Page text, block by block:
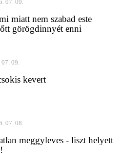
07. 09.
miatt nem szabad este
görögdinnyét enni
09.
kevert
07. 08.
meggyleves - liszt helyett